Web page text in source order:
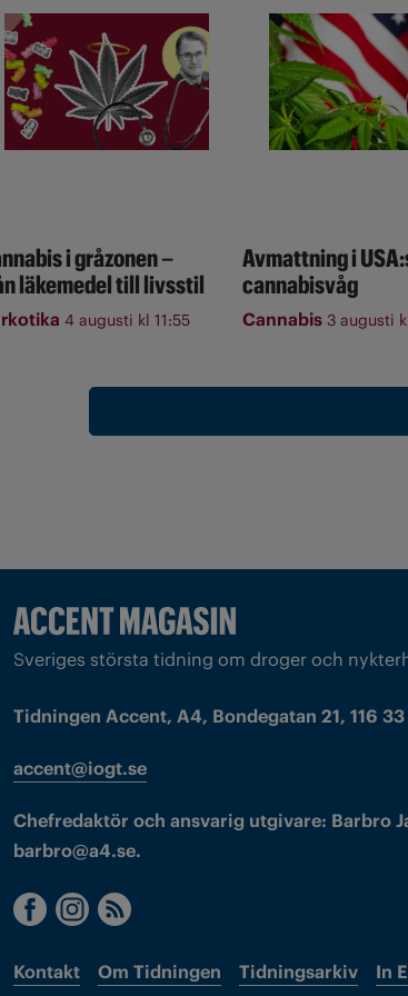
i gråzonen –
läkemedel till livsstil
4 augusti kl 11:55
Avmattning i
cannabisvåg
Cannabis 3 augusti
Sveriges största tidning om droger och
Tidningen Accent, A4, Bondegatan 21, 116
accent@iogt.se
Chefredaktör och ansvarig utgivare: Barbro
barbro@a4.se.
Kontakt Om Tidningen Tidningsarkiv In